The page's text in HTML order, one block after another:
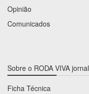
Opinião
Comunicados
Sobre o RODA VIVA jornal
Ficha Técnica